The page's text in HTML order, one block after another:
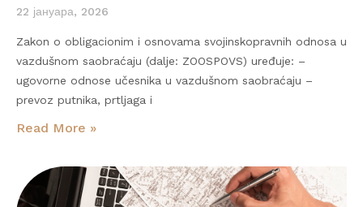
22 јануара, 2026
Zakon o obligacionim i osnovama svojinskopravnih odnosa u
vazdušnom saobraćaju (dalje: ZOOSPOVS) uređuje: –
ugovorne odnose učesnika u vazdušnom saobraćaju –
prevoz putnika, prtljaga i
Read More »